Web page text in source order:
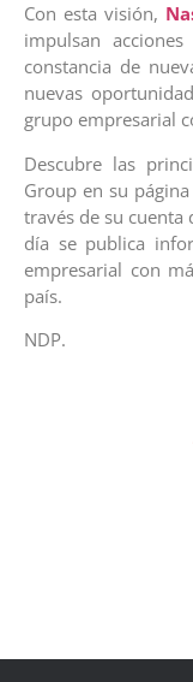
Con esta visión,
impulsan
constancia de
nuevas
grupo empresarial
Descubre las
Group en su
través de su cuenta
día se publica
empresarial con
país.
NDP.